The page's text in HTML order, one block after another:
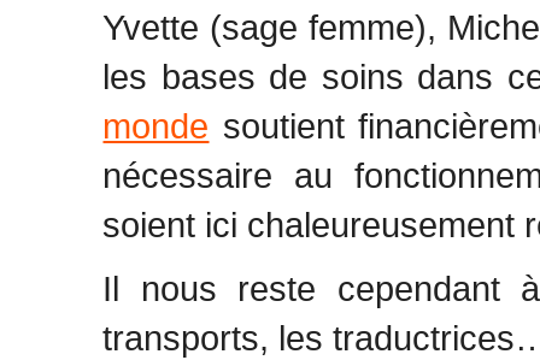
Yvette (sage femme),
les bases de soins dans
monde soutient
nécessaire au
soient ici chaleureusement
Il nous reste cependant
transports, les